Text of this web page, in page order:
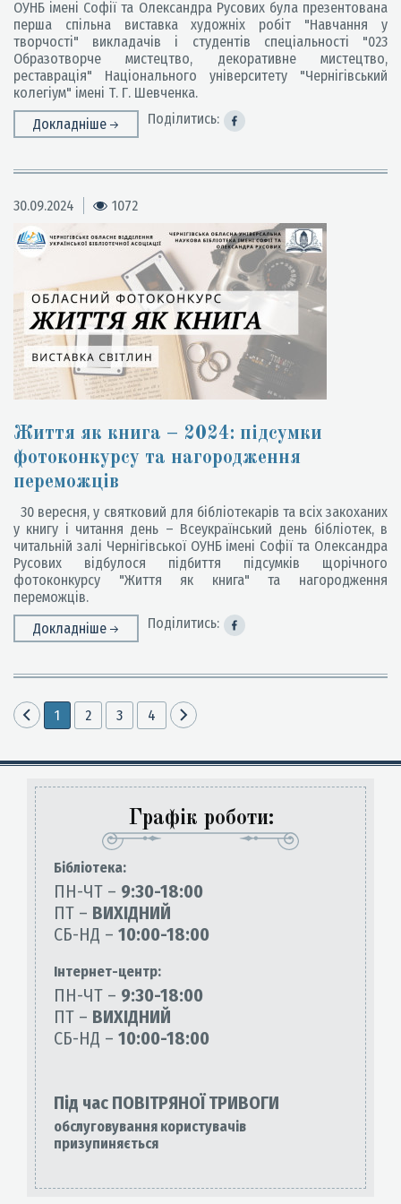
ОУНБ імені Софії та Олександра Русових була презентована
перша спільна виставка художніх робіт "Навчання у
творчості" викладачів і студентів спеціальності "023
Образотворче мистецтво, декоративне мистецтво,
реставрація" Національного університету "Чернігівський
колегіум" імені Т. Г. Шевченка.
Докладніше
Поділитись:
30.09.2024 1072
Життя як книга – 2024: підсумки
фотоконкурсу та нагородження
переможців
30 вересня, у святковий для бібліотекарів та всіх закоханих
у книгу і читання день – Всеукраїнський день бібліотек, в
читальній залі Чернігівської ОУНБ імені Софії та Олександра
Русових відбулося підбиття підсумків щорічного
фотоконкурсу "Життя як книга" та нагородження
переможців.
Докладніше
Поділитись:
1 2 3 4
Графік роботи:
Бiблiотека:
ПН-ЧТ – 9:30-18:00
ПТ – ВИХІДНИЙ
СБ-НД – 10:00-18:00
Інтернет-центр:
ПН-ЧТ – 9:30-18:00
ПТ – ВИХІДНИЙ
СБ-НД – 10:00-18:00
Під час ПОВІТРЯНОЇ ТРИВОГИ
обслуговування користувачів
призупиняється